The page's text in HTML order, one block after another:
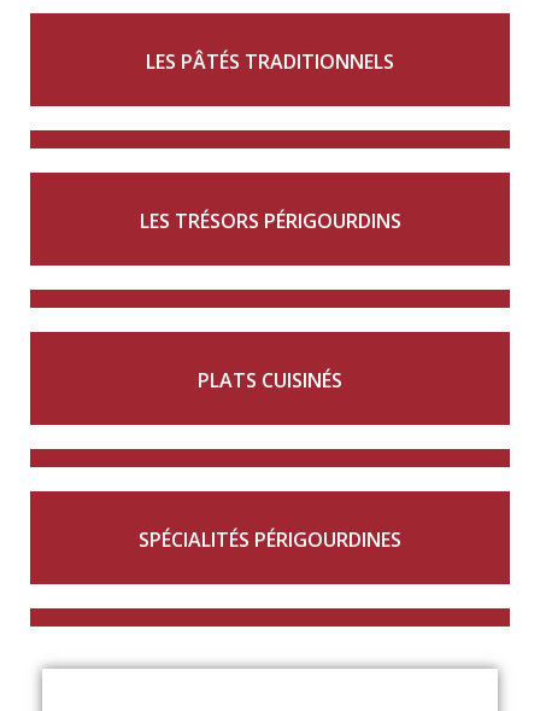
LES PÂTÉS TRADITIONNELS
LES TRÉSORS PÉRIGOURDINS
PLATS CUISINÉS
SPÉCIALITÉS PÉRIGOURDINES